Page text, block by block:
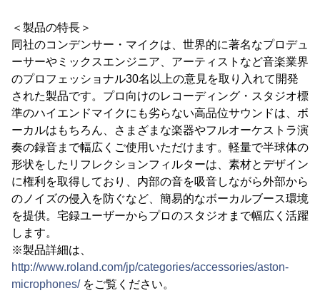
＜製品の特長＞
同社のコンデンサー・マイクは、世界的に著名なプロデュ
ーサーやミックスエンジニア、アーティストなど音楽業界
のプロフェッショナル30名以上の意見を取り入れて開発
された製品です。プロ向けのレコーディング・スタジオ標
準のハイエンドマイクにも劣らない高品位サウンドは、ボ
ーカルはもちろん、さまざまな楽器やフルオーケストラ演
奏の録音まで幅広くご使用いただけます。軽量で半球体の
形状をしたリフレクションフィルターは、素材とデザイン
に権利を取得しており、内部の音を吸音しながら外部から
のノイズの侵入を防ぐなど、簡易的なボーカルブース環境
を提供。宅録ユーザーからプロのスタジオまで幅広く活躍
します。
※製品詳細は、
http://www.roland.com/jp/categories/accessories/aston-
microphones/をご覧ください。